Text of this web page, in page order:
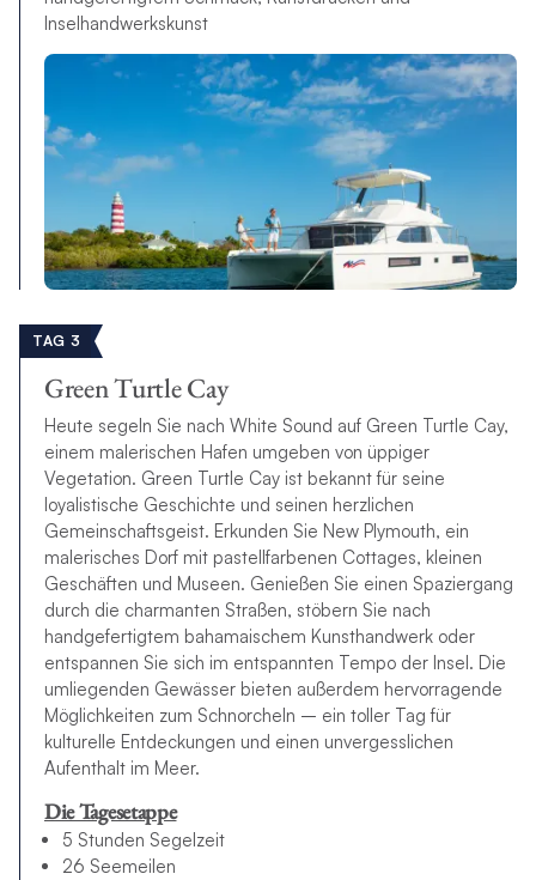
Inselhandwerkskunst
TAG 3
Green Turtle Cay
Heute segeln Sie nach White Sound auf Green Turtle Cay,
einem malerischen Hafen umgeben von üppiger
Vegetation. Green Turtle Cay ist bekannt für seine
loyalistische Geschichte und seinen herzlichen
Gemeinschaftsgeist. Erkunden Sie New Plymouth, ein
malerisches Dorf mit pastellfarbenen Cottages, kleinen
Geschäften und Museen. Genießen Sie einen Spaziergang
durch die charmanten Straßen, stöbern Sie nach
handgefertigtem bahamaischem Kunsthandwerk oder
entspannen Sie sich im entspannten Tempo der Insel. Die
umliegenden Gewässer bieten außerdem hervorragende
Möglichkeiten zum Schnorcheln – ein toller Tag für
kulturelle Entdeckungen und einen unvergesslichen
Aufenthalt im Meer.
Die Tagesetappe
5 Stunden Segelzeit
26 Seemeilen